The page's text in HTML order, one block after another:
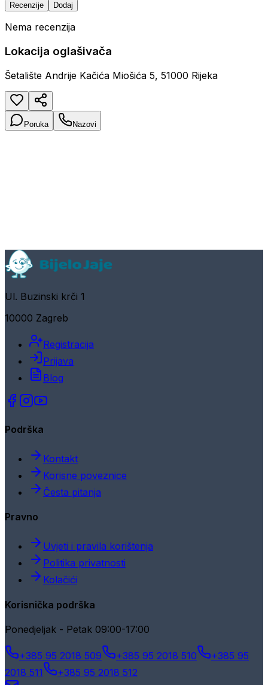
Recenzije Dodaj
Nema recenzija
Lokacija oglašivača
Šetalište Andrije Kačića Miošića 5, 51000 Rijeka
Poruka Nazovi
Ul. Buzinski krči 1
10000 Zagreb
Registracija
Prijava
Blog
Podrška
Kontakt
Korisne poveznice
Česta pitanja
Pravno
Uvjeti i pravila korištenja
Politika privatnosti
Kolačići
Korisnička podrška
Ponedjeljak - Petak 09:00-17:00
+385 95 2018 509 +385 95 2018 510
+385 95
2018 511
+385 95 2018 512